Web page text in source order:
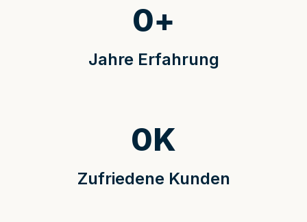
Jahre Erfahrung
0+
Zufriedene Kunden
0K